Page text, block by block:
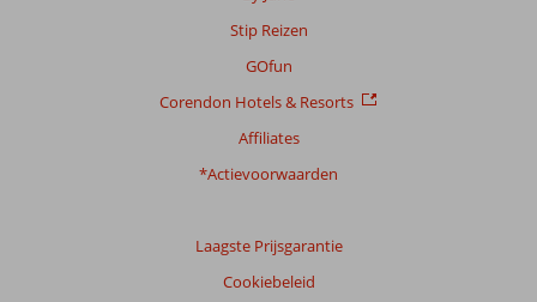
Stip Reizen
GOfun
Corendon Hotels & Resorts
Affiliates
*Actievoorwaarden
Laagste Prijsgarantie
Cookiebeleid